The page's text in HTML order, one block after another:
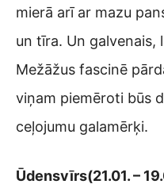
mierā arī ar mazu
un tīra. Un galvenais,
Mežāžus fascinē
viņam piemēroti būs
ceļojumu galamērķi.
Ūdensvīrs(21.01. –